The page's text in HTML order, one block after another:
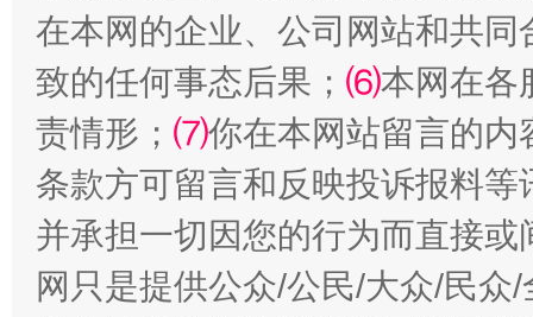
揭批美国五大"原罪" "炒
在本网的企业、公司网站和共
致的任何事态后果； ⑹本网在各
责情形； ⑺你在本网站留言的内
条款方可留言和反映投诉报料
并承担一切因您的行为而直接
网只是提供公众/公民/大众/民